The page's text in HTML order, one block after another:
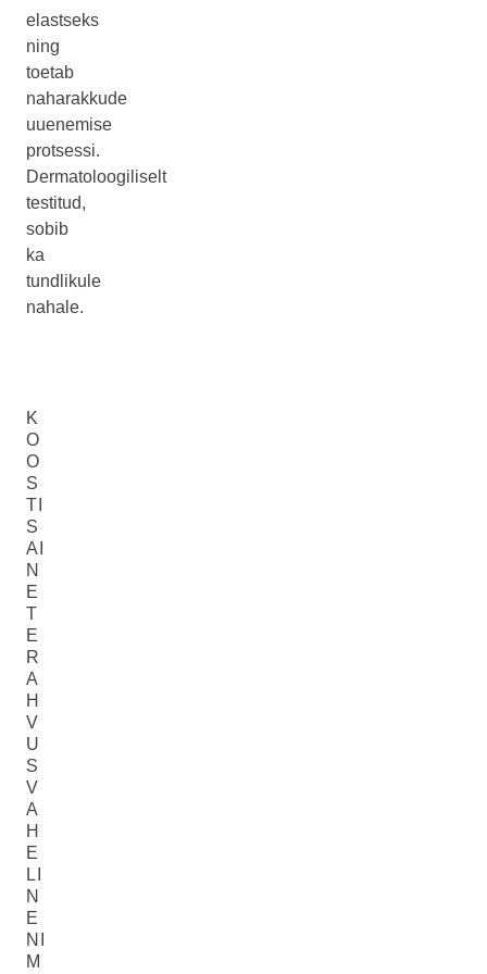
elastseks
ning
toetab
naharakkude
uuenemise
protsessi.
Dermatoloogiliselt
testitud,
sobib
ka
tundlikule
nahale.
K
O
O
S
TI
S
AI
N
E
T
E
R
A
H
V
U
S
V
A
H
E
LI
N
E
NI
M